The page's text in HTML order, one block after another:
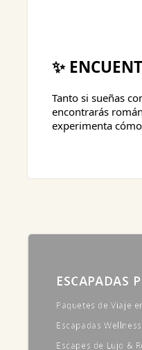
✨
Tanto si sueñas
encontrarás
experimenta
ESCAPADAS
Paquetes de Viaje
Escapadas
Escapes de Lujo &